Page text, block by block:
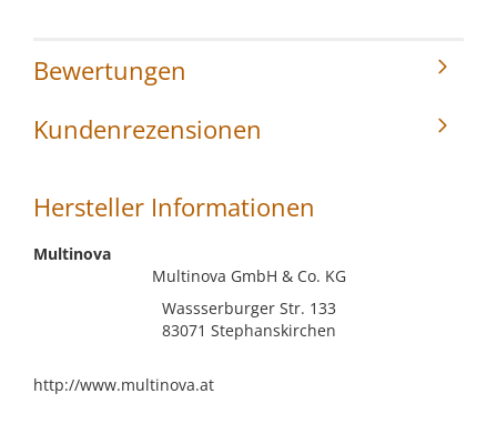
Bewertungen
Kundenrezensionen
Hersteller Informationen
Multinova
Multinova GmbH & Co. KG
Wassserburger Str. 133
83071 Stephanskirchen
http://www.multinova.at